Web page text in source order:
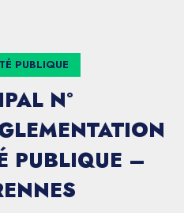
PUBLIQUE
N°
PUBLIQUE –